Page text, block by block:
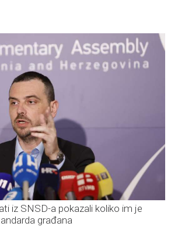
iz SNSD-a pokazali koliko im je
građana